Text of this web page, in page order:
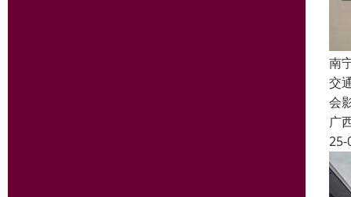
南
交
会
广
25-